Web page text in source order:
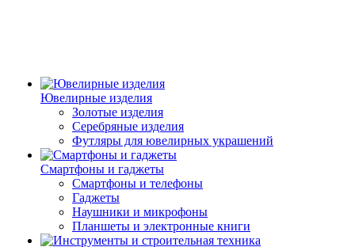
Ювелирные изделия
Золотые изделия
Серебряные изделия
Футляры для ювелирных украшений
Смартфоны и гаджеты
Смартфоны и телефоны
Гаджеты
Наушники и микрофоны
Планшеты и электронные книги